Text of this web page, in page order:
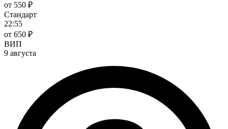
от 550 ₽
Стандарт
22:55
от 650 ₽
ВИП
9 августа